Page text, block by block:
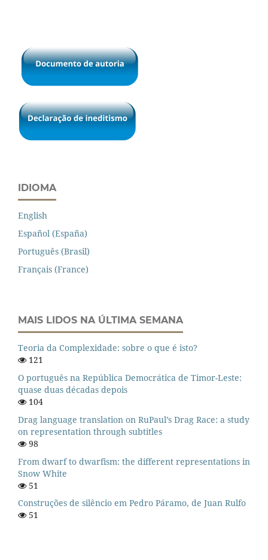
IDIOMA
English
Español (España)
Português (Brasil)
Français (France)
MAIS LIDOS NA ÚLTIMA SEMANA
Teoria da Complexidade: sobre o que é isto?
121
O português na República Democrática de Timor-Leste:
quase duas décadas depois
104
Drag language translation on RuPaul’s Drag Race: a study
on representation through subtitles
98
From dwarf to dwarfism: the different representations in
Snow White
51
Construções de silêncio em Pedro Páramo, de Juan Rulfo
51